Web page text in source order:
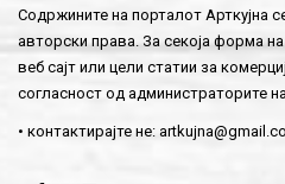
Содржините на порталот Арткујна
авторски права. За секоја форма
веб сајт или цели статии за
согласност од администраторите
• контактирајте не: